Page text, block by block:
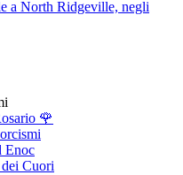
a North Ridgeville, negli
🌹
Enoc
Cuori